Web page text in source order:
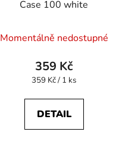
Case 100 white
Momentálně nedostupné
359 Kč
Měrná
359 Kč / 1 ks
DETAIL